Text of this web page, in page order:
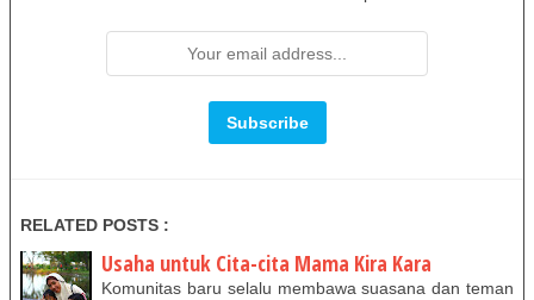
RELATED POSTS :
Usaha untuk Cita-cita Mama Kira Kara
Komunitas baru selalu membawa suasana dan teman